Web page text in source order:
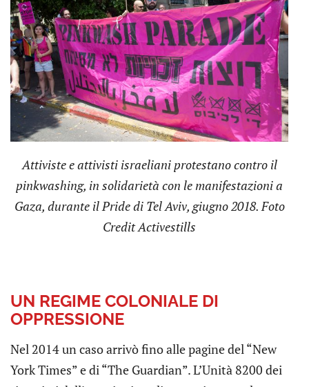
Attiviste e attivisti israeliani protestano contro il
pinkwashing, in solidarietà con le manifestazioni a
Gaza, durante il Pride di Tel Aviv, giugno 2018. Foto
Credit Activestills
UN REGIME COLONIALE DI
OPPRESSIONE
Nel 2014 un caso arrivò fino alle pagine del “New
York Times” e di “The Guardian”. L’Unità 8200 dei